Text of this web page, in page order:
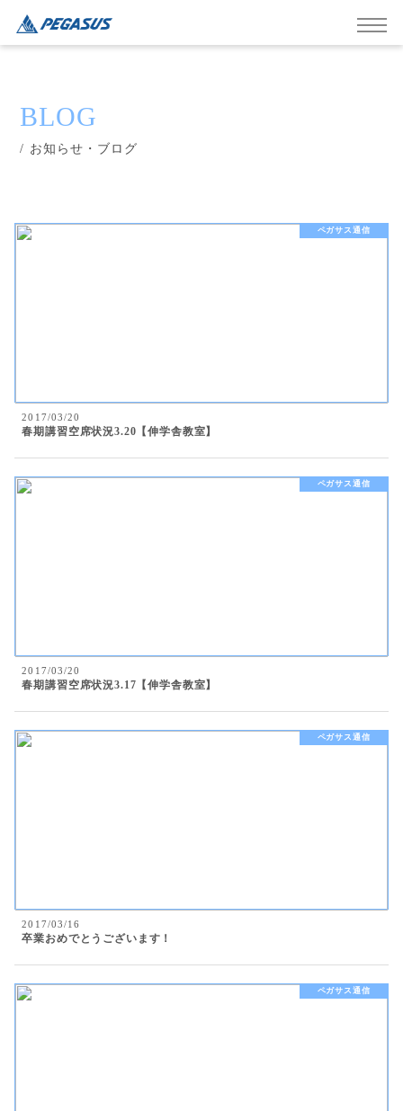
BLOG
/ お知らせ・ブログ
2017/03/20
春期講習空席状況3.20【伸学舎教室】
ペガサス通信
2017/03/20
春期講習空席状況3.17【伸学舎教室】
ペガサス通信
2017/03/16
卒業おめでとうございます！
ペガサス通信
ペガサス通信